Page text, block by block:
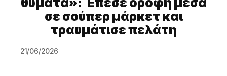
σε σούπερ μάρκετ και
τραυμάτισε πελάτη
21/06/2026